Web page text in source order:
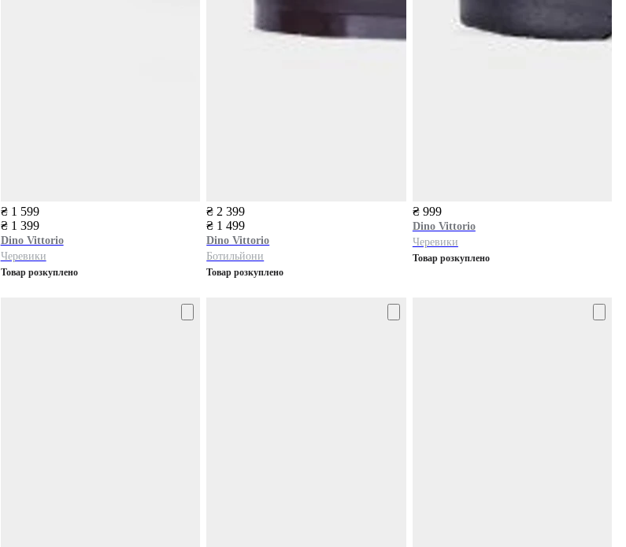
₴ 1 599
₴ 1 399
Dino Vittorio
Черевики
Товар розкуплено
₴ 2 399
₴ 1 499
Dino Vittorio
Ботильйони
Товар розкуплено
₴ 999
Dino Vittorio
Черевики
Товар розкуплено